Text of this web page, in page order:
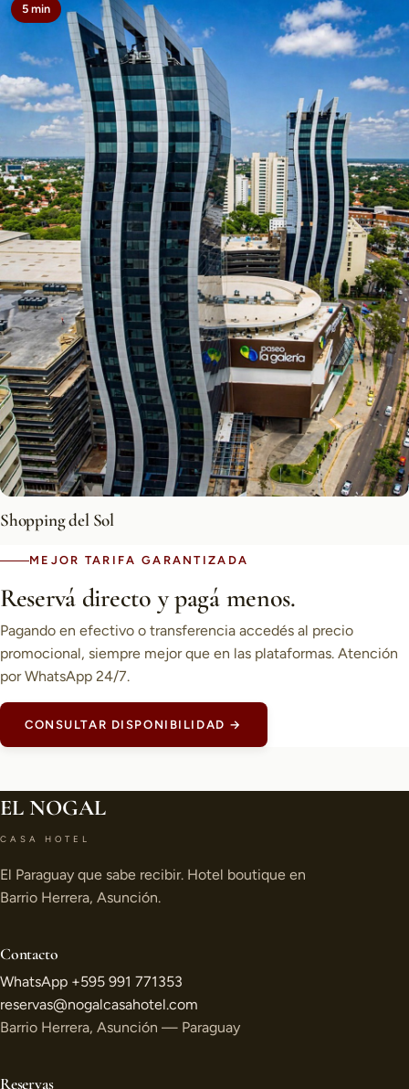
5 min
Shopping del Sol
MEJOR TARIFA GARANTIZADA
Reservá directo y pagá menos.
Pagando en efectivo o transferencia accedés al precio
promocional, siempre mejor que en las plataformas. Atención
por WhatsApp 24/7.
CONSULTAR DISPONIBILIDAD →
EL NOGAL
CASA HOTEL
El Paraguay que sabe recibir. Hotel boutique en
Barrio Herrera, Asunción.
Contacto
WhatsApp +595 991 771353
reservas@nogalcasahotel.com
Barrio Herrera, Asunción — Paraguay
Reservas